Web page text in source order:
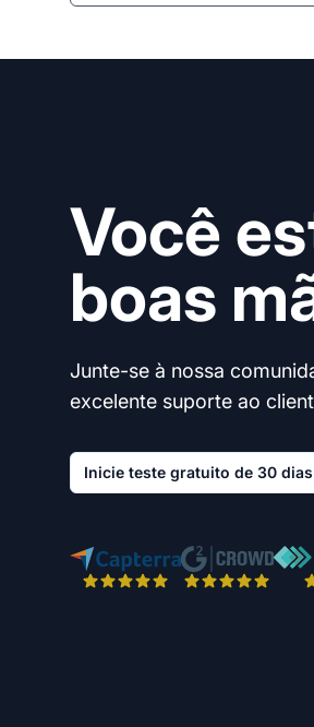
Você
boas
Junte-se à nossa
excelente suporte ao
Inicie teste gratuito de 30 dias